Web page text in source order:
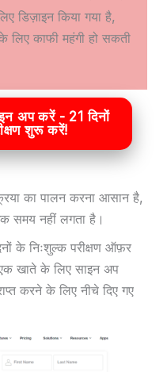
डिज़ाइन किया गया है,
लिए काफी महंगी हो सकती
अप करें - 21 दिनों
शुरू करें!
का पालन करना आसान है,
समय नहीं लगता है।
के निःशुल्क परीक्षण ऑफ़र
खाते के लिए साइन अप
करने के लिए नीचे दिए गए